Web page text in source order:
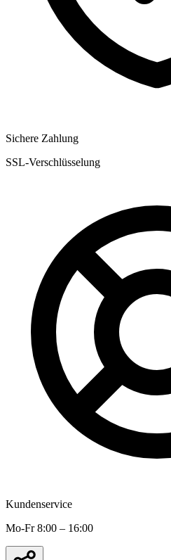
Sichere Zahlung
SSL-Verschlüsselung
Kundenservice
Mo-Fr 8:00 – 16:00